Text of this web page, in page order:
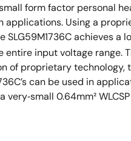
form factor personal
applications. Using a
SLG59M1736C achieves a
entire input voltage range.
of proprietary technology,
can be used in
very‑small 0.64mm²